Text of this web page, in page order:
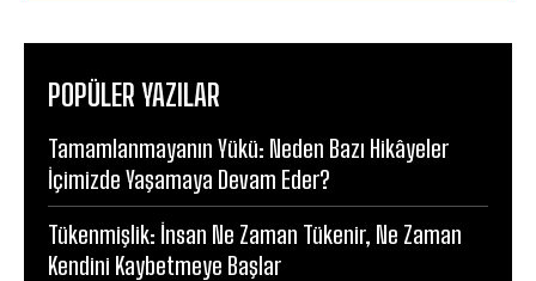
POPÜLER YAZILAR
Tamamlanmayanın Yükü: Neden Bazı Hikâyeler
İçimizde Yaşamaya Devam Eder?
Tükenmişlik: İnsan Ne Zaman Tükenir, Ne Zaman
Kendini Kaybetmeye Başlar